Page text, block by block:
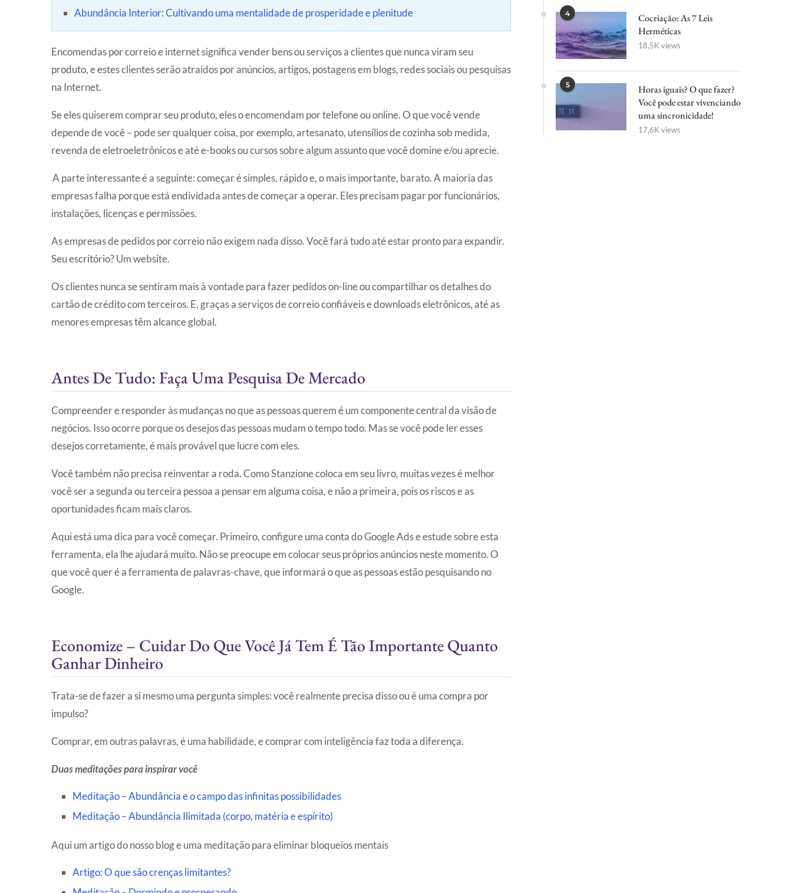
Abundância Interior: Cultivando uma mentalidade de prosperidade e plenitude
Encomendas por correio e internet significa vender bens ou serviços a clientes que nunca viram seu
produto, e estes clientes serão atraídos por anúncios, artigos, postagens em blogs, redes sociais ou pesquisas
na Internet.
Se eles quiserem comprar seu produto, eles o encomendam por telefone ou online. O que você vende
depende de você – pode ser qualquer coisa, por exemplo, artesanato, utensílios de cozinha sob medida,
revenda de eletroeletrônicos e até e-books ou cursos sobre algum assunto que você domine e/ou aprecie.
A parte interessante é a seguinte: começar é simples, rápido e, o mais importante, barato. A maioria das
empresas falha porque está endividada antes de começar a operar. Eles precisam pagar por funcionários,
instalações, licenças e permissões.
As empresas de pedidos por correio não exigem nada disso. Você fará tudo até estar pronto para expandir.
Seu escritório? Um website.
Os clientes nunca se sentiram mais à vontade para fazer pedidos on-line ou compartilhar os detalhes do
cartão de crédito com terceiros. E, graças a serviços de correio confiáveis ​​e downloads eletrônicos, até as
menores empresas têm alcance global.
Antes De Tudo: Faça Uma Pesquisa De Mercado
Compreender e responder às mudanças no que as pessoas querem é um componente central da visão de
negócios. Isso ocorre porque os desejos das pessoas mudam o tempo todo. Mas se você pode ler esses
desejos corretamente, é mais provável que lucre com eles.
Você também não precisa reinventar a roda. Como Stanzione coloca em seu livro, muitas vezes é melhor
você ser a segunda ou terceira pessoa a pensar em alguma coisa, e não a primeira, pois os riscos e as
oportunidades ficam mais claros.
Aqui está uma dica para você começar. Primeiro, configure uma conta do Google Ads e estude sobre esta
ferramenta, ela lhe ajudará muito. Não se preocupe em colocar seus próprios anúncios neste momento. O
que você quer é a ferramenta de palavras-chave, que informará o que as pessoas estão pesquisando no
Google.
Economize – Cuidar Do Que Você Já Tem É Tão Importante Quanto
Ganhar Dinheiro
Trata-se de fazer a si mesmo uma pergunta simples: você realmente precisa disso ou é uma compra por
impulso?
Comprar, em outras palavras, é uma habilidade, e comprar com inteligência faz toda a diferença.
Duas meditações para inspirar você
Meditação – Abundância e o campo das infinitas possibilidades
Meditação – Abundância Ilimitada (corpo, matéria e espírito)
Aqui um artigo do nosso blog e uma meditação para eliminar bloqueios mentais
Artigo: O que são crenças limitantes?
4
Cocriação: As 7 Leis
Herméticas
18,5K views
5
Horas iguais? O que fazer?
Você pode estar vivenciando
uma sincronicidade!
17,6K views